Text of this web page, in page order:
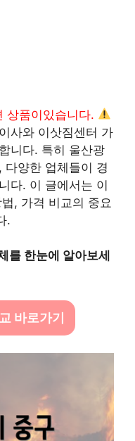
상품이있습니다.
사와 이삿짐센터 가
니다. 특히 울산광
다양한 업체들이 경
다. 이 글에서는 이
, 가격 비교의 중요
.
를 한눈에 알아보세
바로가기